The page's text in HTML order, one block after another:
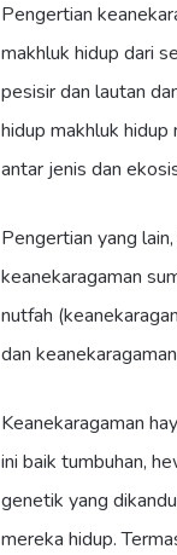
Pengertian
makhluk hidup dari
pesisir dan lautan
hidup makhluk hidup
antar jenis dan
Pengertian yang
keanekaragaman
nutfah
dan
Keanekaragaman
ini baik tumbuhan,
genetik yang
mereka hidup.